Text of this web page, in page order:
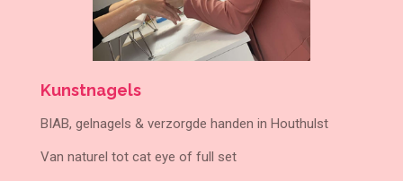
Kunstnagels
BIAB, gelnagels & verzorgde handen in Houthulst
Van naturel tot cat eye of full set